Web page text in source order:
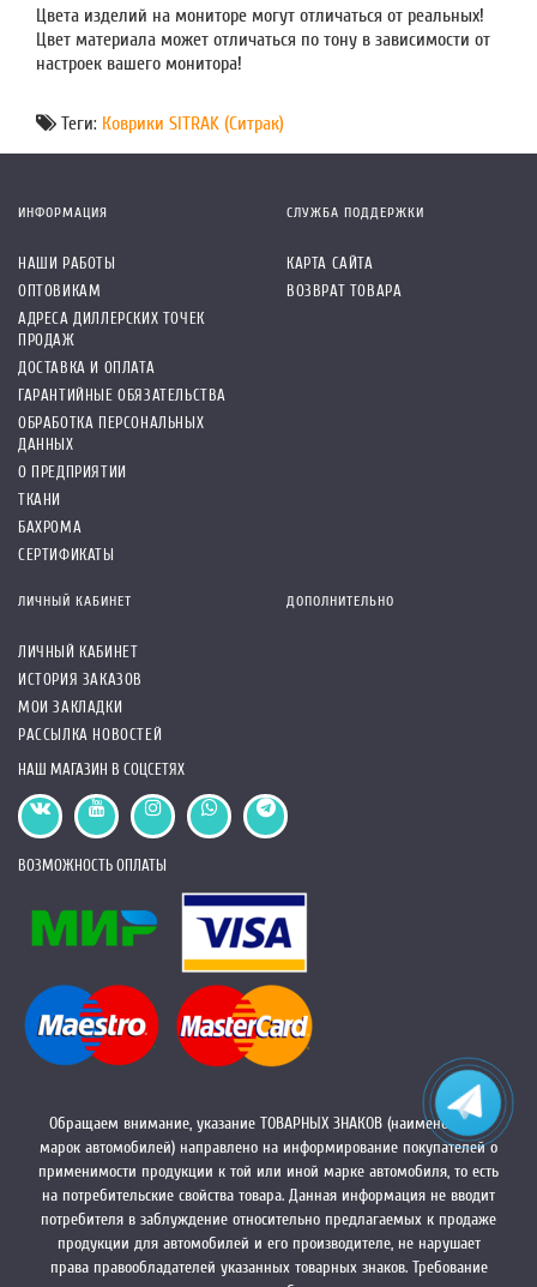
Цвета изделий на мониторе могут отличаться от реальных!
Цвет материала может отличаться по тону в зависимости от
настроек вашего монитора!
Теги: Коврики SITRAK (Ситрак)
ИНФОРМАЦИЯ
НАШИ РАБОТЫ
ОПТОВИКАМ
АДРЕСА ДИЛЛЕРСКИХ ТОЧЕК
ПРОДАЖ
ДОСТАВКА И ОПЛАТА
ГАРАНТИЙНЫЕ ОБЯЗАТЕЛЬСТВА
ОБРАБОТКА ПЕРСОНАЛЬНЫХ
ДАННЫХ
О ПРЕДПРИЯТИИ
ТКАНИ
БАХРОМА
СЕРТИФИКАТЫ
СЛУЖБА ПОДДЕРЖКИ
КАРТА САЙТА
ВОЗВРАТ ТОВАРА
ЛИЧНЫЙ КАБИНЕТ
ЛИЧНЫЙ КАБИНЕТ
ИСТОРИЯ ЗАКАЗОВ
МОИ ЗАКЛАДКИ
РАССЫЛКА НОВОСТЕЙ
ДОПОЛНИТЕЛЬНО
НАШ МАГАЗИН В СОЦСЕТЯХ
ВОЗМОЖНОСТЬ ОПЛАТЫ
Обращаем внимание, указание ТОВАРНЫХ ЗНАКОВ (наименований
марок автомобилей) направлено на информирование покупателей о
применимости продукции к той или иной марке автомобиля, то есть
на потребительские свойства товара. Данная информация не вводит
потребителя в заблуждение относительно предлагаемых к продаже
продукции для автомобилей и его производителе, не нарушает
права правообладателей указанных товарных знаков. Требование